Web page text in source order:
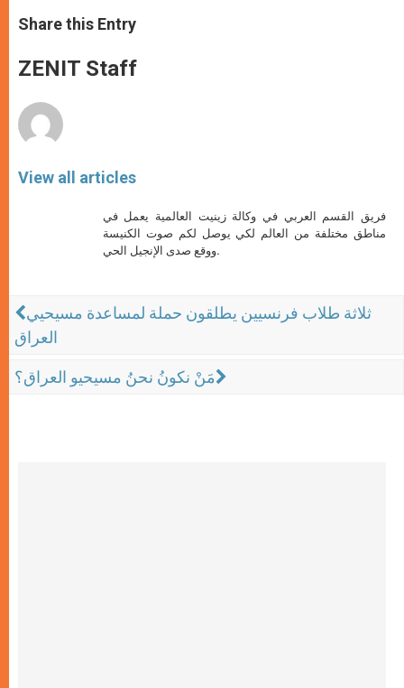
t
s
p
p
s
e
g
e
e
b
o
k
Share this Entry
ZENIT Staff
View all articles
فريق القسم العربي في وكالة زينيت العالمية يعمل في
مناطق مختلفة من العالم لكي يوصل لكم صوت الكنيسة
ووقع صدى الإنجيل الحي.
ثلاثة طلاب فرنسيين يطلقون حملة لمساعدة مسيحيي
العراق
مَنْ نكونُ نحنُ مسيحيو العراق؟